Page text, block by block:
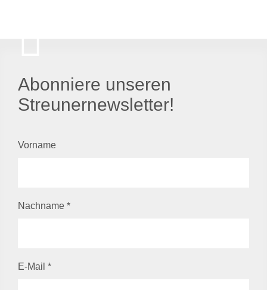
Abonniere unseren
Streunernewsletter!
Vorname
Nachname *
E-Mail *